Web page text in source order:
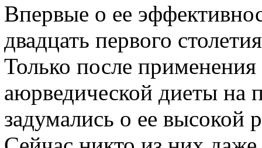
Впервые о ее
двадцать первого
Только после
аюрведической диеты на
задумались о ее высокой